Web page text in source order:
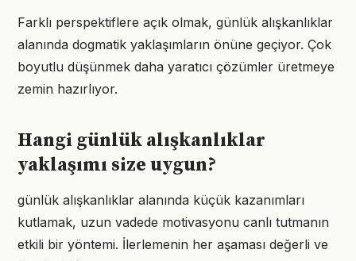
Farklı perspektiflere açık olmak, günlük alışkanlıklar
alanında dogmatik yaklaşımların önüne geçiyor. Çok
boyutlu düşünmek daha yaratıcı çözümler üretmeye
zemin hazırlıyor.
Hangi günlük alışkanlıklar
yaklaşımı size uygun?
günlük alışkanlıklar alanında küçük kazanımları
kutlamak, uzun vadede motivasyonu canlı tutmanın
etkili bir yöntemi. İlerlemenin her aşaması değerli ve